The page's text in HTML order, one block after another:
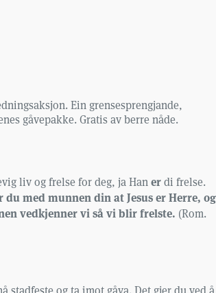
Ein grensesprengjande,
gåvepakke. Gratis av berre nåde.
liv og frelse for deg, ja Han erdi frelse.
du med munnen din at Jesus er Herre, og
vedkjenner vi så vi blir frelste. (Rom.
stadfeste og ta imot gåva. Det gjer du ved å